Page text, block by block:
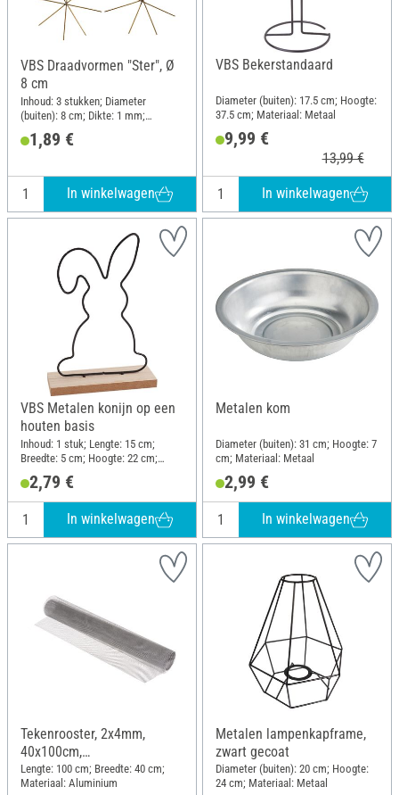
VBS Draadvormen "Ster", Ø
8 cm
Inhoud: 3 stukken; Diameter
(buiten): 8 cm; Dikte: 1 mm;
1,89 €
In winkelwagen
VBS Bekerstandaard
Diameter (buiten): 17.5 cm; Hoogte:
37.5 cm; Materiaal: Metaal
9,99 €
13,99 €
In winkelwagen
VBS Metalen konijn op een
houten basis
Inhoud: 1 stuk; Lengte: 15 cm;
Breedte: 5 cm; Hoogte: 22 cm;
2,79 €
In winkelwagen
Metalen kom
Diameter (buiten): 31 cm; Hoogte: 7
cm; Materiaal: Metaal
2,99 €
In winkelwagen
Tekenrooster, 2x4mm,
40x100cm,
aluminiumkleurig
Lengte: 100 cm; Breedte: 40 cm;
Materiaal: Aluminium
Metalen lampenkapframe,
zwart gecoat
Diameter (buiten): 20 cm; Hoogte:
24 cm; Materiaal: Metaal